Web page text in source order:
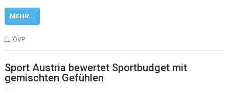
MEHR...
ÖVP
Sport Austria bewertet Sportbudget mit
gemischten Gefühlen